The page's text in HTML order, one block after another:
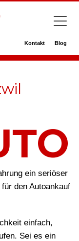
Kontakt Blog
ein seriöser
den Autoankauf
einfach,
Sei es ein